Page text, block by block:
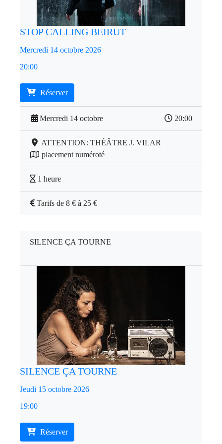
STOP CALLING BEIRUT
Mercredi 14 octobre 2026
20:00
Réserver
Mercredi 14 octobre 20:00
ATTENTION: THÉÂTRE J. VILAR
placement numéroté
1 heure
Tarifs de 8 € à 25 €
SILENCE ÇA TOURNE
SILENCE ÇA TOURNE
Jeudi 15 octobre 2026
19:00
Réserver